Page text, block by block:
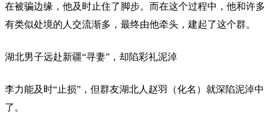
在被骗边缘，他及时止住了脚步。而在这个过程中，他和许多
有类似处境的人交流渐多，最终由他牵头，建起了这个群。
湖北男子远赴新疆“寻妻”，却陷彩礼泥淖
李力能及时“止损”，但群友湖北人赵羽（化名）就深陷泥淖中
了。